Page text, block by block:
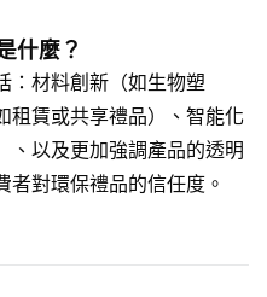
什麼？
：材料創新（如生物塑
租賃或共享禮品）、智能化
、以及更加強調產品的透明
者對環保禮品的信任度。